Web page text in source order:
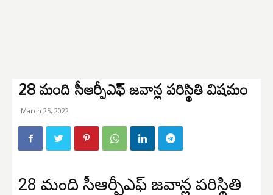
28 మంది సీఆర్పీఎఫ్ జవాన్ల పరిస్థితి విషమం
March 25, 2022
28 మంది సీఆర్పీఎఫ్ జవాన్ల పరిస్థితి